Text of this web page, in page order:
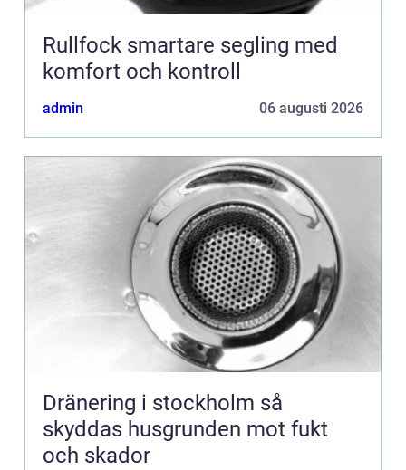
Rullfock smartare segling med
komfort och kontroll
admin 06 augusti 2026
Dränering i stockholm så
skyddas husgrunden mot fukt
och skador